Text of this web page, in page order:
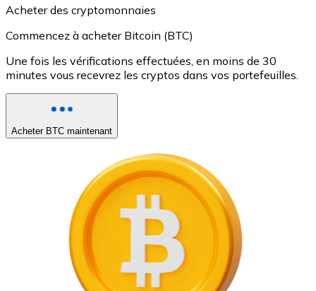
Acheter des cryptomonnaies
Commencez à acheter Bitcoin (BTC)
Une fois les vérifications effectuées, en moins de 30
minutes vous recevrez les cryptos dans vos portefeuilles.
Acheter BTC maintenant